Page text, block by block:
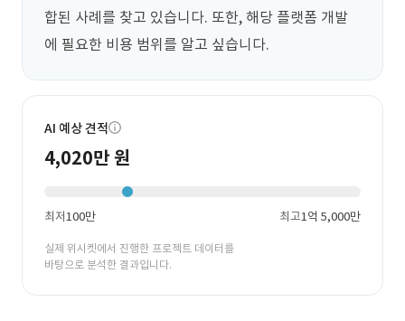
합된 사례를 찾고 있습니다. 또한, 해당 플랫폼 개발
에 필요한 비용 범위를 알고 싶습니다.
AI 예상 견적
4,020만 원
최저100만 최고1억 5,000만
실제 위시켓에서 진행한 프로젝트 데이터를
바탕으로 분석한 결과입니다.